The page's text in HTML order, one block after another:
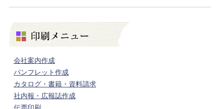
会社案内作成
パンフレット作成
カタログ・書籍・資料請求
社内報・広報誌作成